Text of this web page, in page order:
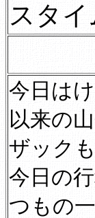
スタ
今日は
以来の
ザック
今日の
つもの